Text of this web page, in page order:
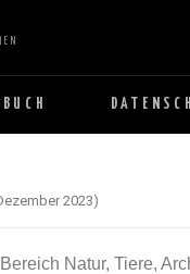
2023)
Natur, Tiere,